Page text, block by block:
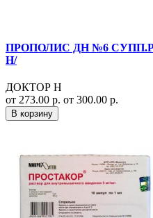
ПРОПОЛИС ДН №6
Н/
ДОКТОР Н
от 273.00 р. от 300.00 р.
В корзину